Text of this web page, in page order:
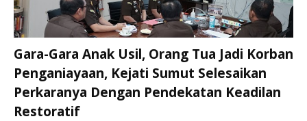
Gara-Gara Anak Usil, Orang Tua Jadi Korban
Penganiayaan, Kejati Sumut Selesaikan
Perkaranya Dengan Pendekatan Keadilan
Restoratif